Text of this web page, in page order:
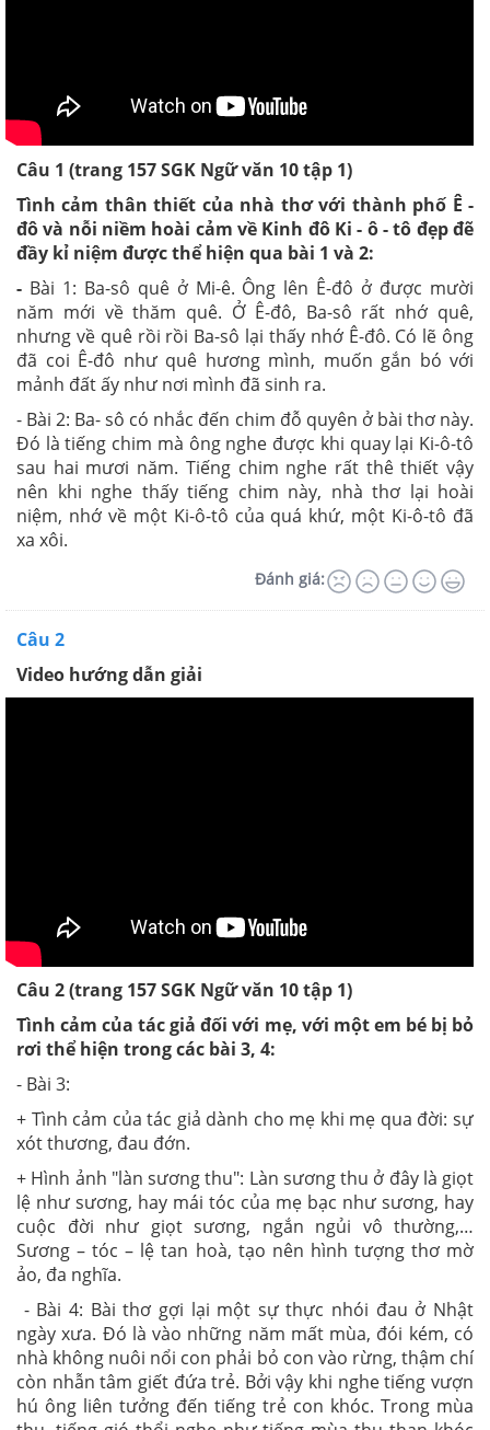
Câu 1 (trang 157 SGK Ngữ văn 10 tập 1)
Tình cảm thân thiết của nhà thơ với thành phố Ê -
đô và nỗi niềm hoài cảm về Kinh đô Ki - ô - tô đẹp đẽ
đầy kỉ niệm được thể hiện qua bài 1 và 2:
- Bài 1: Ba-sô quê ở Mi-ê. Ông lên Ê-đô ở được mười
năm mới về thăm quê. Ở Ê-đô, Ba-sô rất nhớ quê,
nhưng về quê rồi rồi Ba-sô lại thấy nhớ Ê-đô. Có lẽ ông
đã coi Ê-đô như quê hương mình, muốn gắn bó với
mảnh đất ấy như nơi mình đã sinh ra.
- Bài 2: Ba- sô có nhắc đến chim đỗ quyên ở bài thơ này.
Đó là tiếng chim mà ông nghe được khi quay lại Ki-ô-tô
sau hai mươi năm. Tiếng chim nghe rất thê thiết vậy
nên khi nghe thấy tiếng chim này, nhà thơ lại hoài
niệm, nhớ về một Ki-ô-tô của quá khứ, một Ki-ô-tô đã
xa xôi.
Đánh giá:
Câu 2
Video hướng dẫn giải
Câu 2 (trang 157 SGK Ngữ văn 10 tập 1)
Tình cảm của tác giả đối với mẹ, với một em bé bị bỏ
rơi thể hiện trong các bài 3, 4:
- Bài 3:
+ Tình cảm của tác giả dành cho mẹ khi mẹ qua đời: sự
xót thương, đau đớn.
+ Hình ảnh "làn sương thu": Làn sương thu ở đây là giọt
lệ như sương, hay mái tóc của mẹ bạc như sương, hay
cuộc đời như giọt sương, ngắn ngủi vô thường,…
Sương – tóc – lệ tan hoà, tạo nên hình tượng thơ mờ
ảo, đa nghĩa.
- Bài 4: Bài thơ gợi lại một sự thực nhói đau ở Nhật
ngày xưa. Đó là vào những năm mất mùa, đói kém, có
nhà không nuôi nổi con phải bỏ con vào rừng, thậm chí
còn nhẫn tâm giết đứa trẻ. Bởi vậy khi nghe tiếng vượn
hú ông liên tưởng đến tiếng trẻ con khóc. Trong mùa